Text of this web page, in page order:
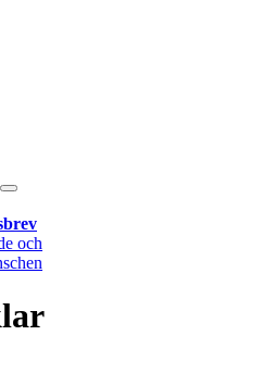
och